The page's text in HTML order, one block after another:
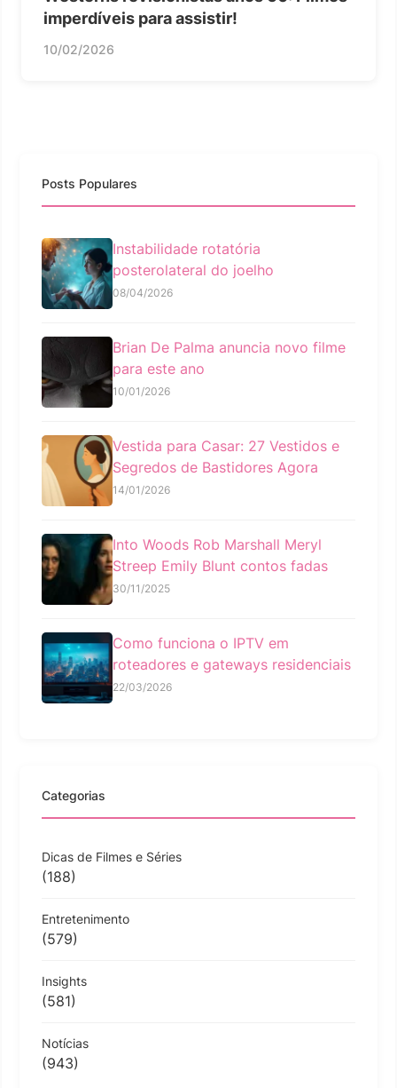
imperdíveis para assistir!
10/02/2026
Posts Populares
Instabilidade rotatória
posterolateral do joelho
08/04/2026
Brian De Palma anuncia novo filme
para este ano
10/01/2026
Vestida para Casar: 27 Vestidos e
Segredos de Bastidores Agora
14/01/2026
Into Woods Rob Marshall Meryl
Streep Emily Blunt contos fadas
30/11/2025
Como funciona o IPTV em
roteadores e gateways residenciais
22/03/2026
Categorias
Dicas de Filmes e Séries
(188)
Entretenimento
(579)
Insights
(581)
Notícias
(943)